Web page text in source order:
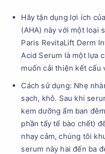
Hãy tận dụng lợi ích
(AHA) này với một loại
Paris RevitaLift Derm
Acid Serum là một lựa
muốn cải thiện kết cấu
Cách sử dụng: Nhẹ
sạch, khô. Sau khi
kem dưỡng ẩm ban
phần tẩy tế bào chết)
nhạy cảm, chúng tôi
serum này hai đến ba